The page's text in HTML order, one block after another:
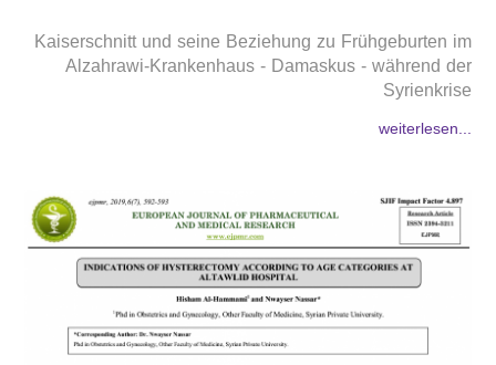
Kaiserschnitt und seine Beziehung zu Frühgeburten im
Alzahrawi-Krankenhaus - Damaskus - während der
Syrienkrise
weiterlesen...